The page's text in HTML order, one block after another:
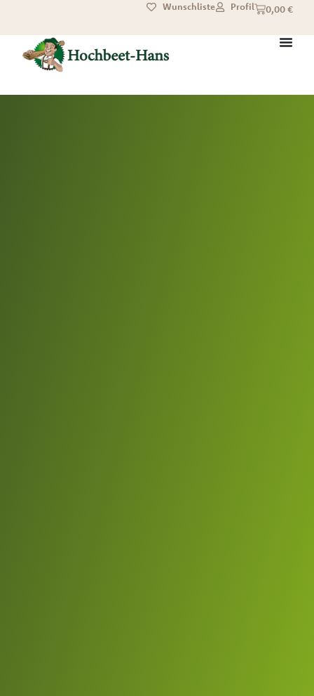
0,00€
Wunschliste Profil